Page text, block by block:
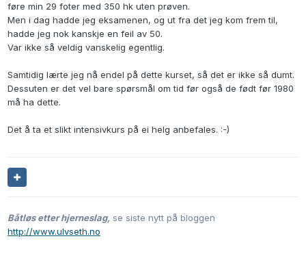
føre min 29 foter med 350 hk uten prøven.
Men i dag hadde jeg eksamenen, og ut fra det jeg kom frem til,
hadde jeg nok kanskje en feil av 50.
Var ikke så veldig vanskelig egentlig.
Samtidig lærte jeg nå endel på dette kurset, så det er ikke så dumt.
Dessuten er det vel bare spørsmål om tid før også de født før 1980
må ha dette.
Det å ta et slikt intensivkurs på ei helg anbefales. :-)
Båtløs etter hjerneslag, se siste nytt på bloggen
http://www.ulvseth.no